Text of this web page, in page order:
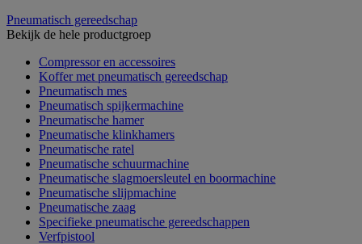
Pneumatisch gereedschap
Bekijk de hele productgroep
Compressor en accessoires
Koffer met pneumatisch gereedschap
Pneumatisch mes
Pneumatisch spijkermachine
Pneumatische hamer
Pneumatische klinkhamers
Pneumatische ratel
Pneumatische schuurmachine
Pneumatische slagmoersleutel en boormachine
Pneumatische slijpmachine
Pneumatische zaag
Specifieke pneumatische gereedschappen
Verfpistool